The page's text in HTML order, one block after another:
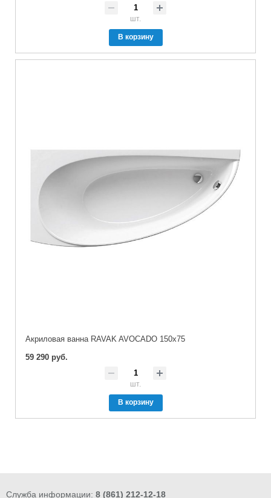
шт.
В корзину
Акриловая ванна RAVAK AVOCADO 150x75
59 290 руб.
шт.
В корзину
Служба информации: 8 (861) 212-12-18